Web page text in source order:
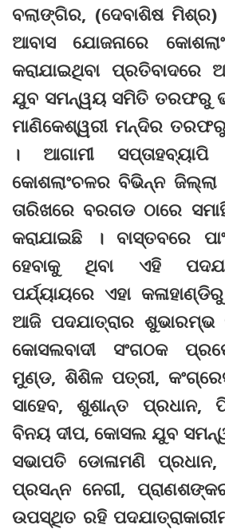
ବଲାଙ୍ଗିର, (ଦେବାଶିଷ ମିଶ୍ର)
ଆବାସ ଯୋଜନାରେ
କରାଯାଇଥିବା
ଯୁବ ସମନ୍ୱୟ ସମିତି ତରଫରୁ
ମାଣିକେଶ୍ୱରୀ ମନ୍ଦିର
। ଆଗାମୀ
କୋଶଲାଂଚଳର ବିଭିନ୍ନ ଜିଲ୍ଲା
ତାରିଖରେ ବରଗଡ ଠାରେ
କରାଯାଇଛି । ବାସ୍ତବରେ
ହେବାକୁ ଥିବା ଏହି
ପର୍ଯ୍ୟାୟରେ ଏହା
ଆଜି ପଦଯାତ୍ରାର
କୋସଲବାଦୀ ସଂଗଠକ
ମୁଣ୍ଡ, ଶିଶିଳ ପତ୍ରୀ,
ସାହେବ, ଶୁଶାନ୍ତ
ବିନୟ ଦୀପ, କୋସଲ ଯୁବ
ସଭାପତି ଡୋଳାମଣି
ପ୍ରସନ୍ନ ନେଗୀ,
ଉପସ୍ଥିତ ରହି